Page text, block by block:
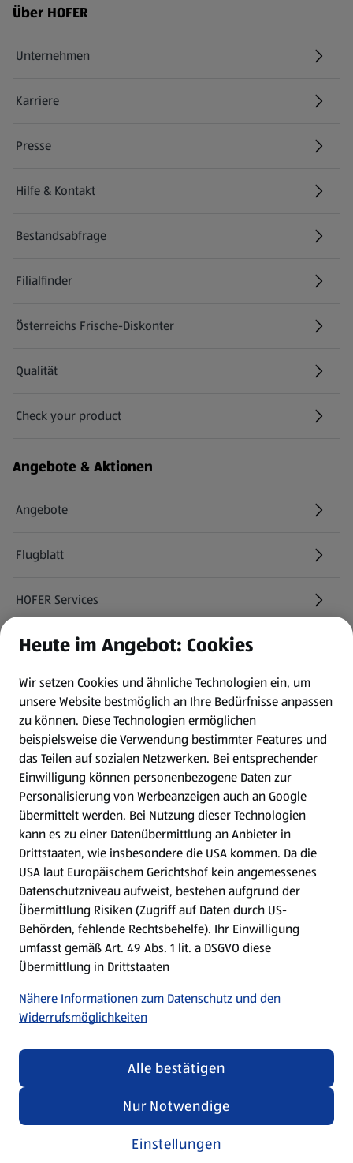
Fußzeilenmenü - weitere Links
Über HOFER
Unternehmen
Karriere
(öffnet in einem neuen Tab)
Presse
Hilfe & Kontakt
(öffnet in einem neuen Tab)
Bestandsabfrage
(öffnet in einem neuen Tab)
Filialfinder
Österreichs Frische-Diskonter
Qualität
Check your product
(öffnet in einem neuen Tab)
Angebote & Aktionen
Angebote
Flugblatt
HOFER Services
Newsletter
WhatsApp
Gewinnspiele
Mein HOFER. Meine Einkäufe.
Meine Meinung. Mein HOFER.
Gutscheingroßbestellung
(öffnet in einem neuen Tab)
Folge uns hier:
Jetzt die HOFER App downloaden
Datenschutz- und Richtlinienmenü
Impressum
Security Policy
(öffnet in einem neuen Tab)
Heute im Angebot: Cookies
Wir setzen Cookies und ähnliche Technologien ein, um
unsere Website bestmöglich an Ihre Bedürfnisse anpassen
zu können. Diese Technologien ermöglichen
beispielsweise die Verwendung bestimmter Features und
das Teilen auf sozialen Netzwerken. Bei entsprechender
Einwilligung können personenbezogene Daten zur
Personalisierung von Werbeanzeigen auch an Google
übermittelt werden. Bei Nutzung dieser Technologien
kann es zu einer Datenübermittlung an Anbieter in
Drittstaaten, wie insbesondere die USA kommen. Da die
USA laut Europäischem Gerichtshof kein angemessenes
Datenschutzniveau aufweist, bestehen aufgrund der
Übermittlung Risiken (Zugriff auf Daten durch US-
Behörden, fehlende Rechtsbehelfe). Ihr Einwilligung
umfasst gemäß Art. 49 Abs. 1 lit. a DSGVO diese
Übermittlung in Drittstaaten
Nähere Informationen zum Datenschutz und den
Widerrufsmöglichkeiten
Einstellungen
Nur Notwendige
Alle bestätigen